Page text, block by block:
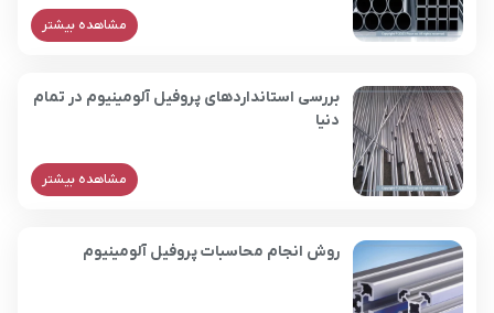
مشاهده بیشتر
بررسی استانداردهای پروفیل آلومینیوم در تمام
دنیا
مشاهده بیشتر
روش انجام محاسبات پروفیل آلومینیوم